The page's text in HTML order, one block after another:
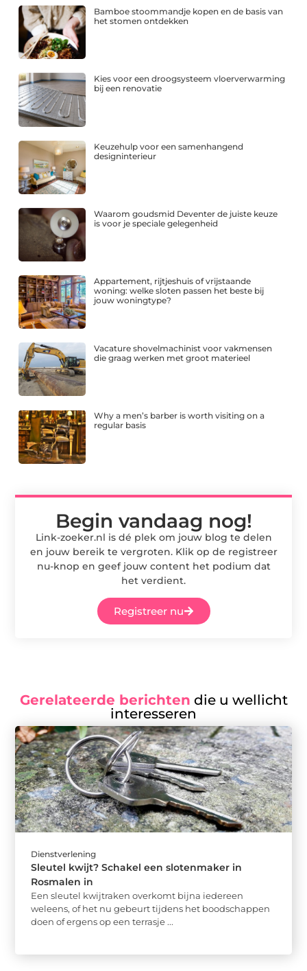
Bamboe stoommandje kopen en de basis van
het stomen ontdekken
Kies voor een droogsysteem vloerverwarming
bij een renovatie
Keuzehulp voor een samenhangend
designinterieur
Waarom goudsmid Deventer de juiste keuze
is voor je speciale gelegenheid
Appartement, rijtjeshuis of vrijstaande
woning: welke sloten passen het beste bij
jouw woningtype?
Vacature shovelmachinist voor vakmensen
die graag werken met groot materieel
Why a men’s barber is worth visiting on a
regular basis
Begin vandaag nog!
Link-zoeker.nl is dé plek om jouw blog te delen
en jouw bereik te vergroten. Klik op de registreer
nu-knop en geef jouw content het podium dat
het verdient.
Registreer nu
Gerelateerde berichten die u wellicht
interesseren
Dienstverlening
Sleutel kwijt? Schakel een slotenmaker in
Rosmalen in
Een sleutel kwijtraken overkomt bijna iedereen
weleens, of het nu gebeurt tijdens het boodschappen
doen of ergens op een terrasje ...